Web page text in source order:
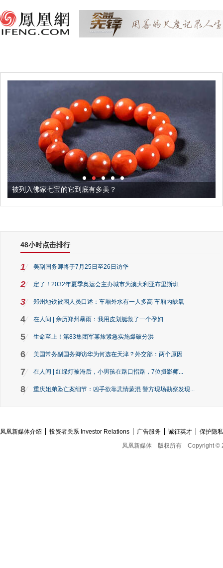
被列入佛家七宝的它到底有多美？
48小时点击排行
1 美副国务卿将于7月25日至26日访华
2 定了！2032年夏季奥运会主办城市为澳大利亚布里斯班
3 郑州地铁被困人员口述：车厢外水有一人多高 车厢内缺氧
4 在人间 | 亲历郑州暴雨：我用皮划艇救了一个孕妇
5 生命至上！第83集团军某旅紧急实施爆破分洪
6 美国常务副国务卿访华为何选在天津？外交部：两个原因
7 在人间 | 红绿灯被淹后，小男孩在路口指路，7位摄影师...
8 重庆姐弟坠亡案细节：凶手欲靠悲情蒙混 警方现场勘察发现...
凤凰新媒体介绍 投资者关系 Investor Relations 广告服务 诚征英才
保护隐
凤凰新媒体
版权所有 Copyright ©